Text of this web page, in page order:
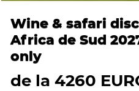
Wine & safari
Africa de Sud
only
de la 4260